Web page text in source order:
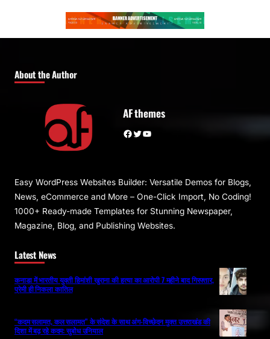
About the Author
AF themes
Facebook Twitter YouTube
Easy WordPress Websites Builder: Versatile Demos for Blogs,
News, eCommerce and More – One-Click Import, No Coding!
1000+ Ready-made Templates for Stunning Newspaper,
Magazine, Blog, and Publishing Websites.
Latest News
कनाडा में भारतीय युवती हिमांशी खुराना की हत्या का आरोपी 7 महीने बाद गिरफ्तार,
प्रेमी ही निकला कातिल
“कदम सलामत, कल सलामत” के संदेश के साथ अंग-विच्छेदन मुक्त उत्तराखंड की
दिशा में बढ़ रहे कदम: सुबोध उनियाल